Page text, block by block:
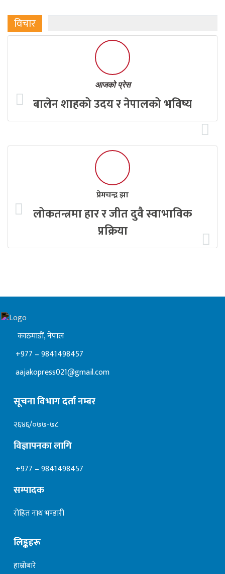
विचार
आजको प्रेस
बालेन शाहको उदय र नेपालको भविष्य
प्रेमचन्द्र झा
लोकतन्त्रमा हार र जीत दुवै स्वाभाविक
प्रक्रिया
काठमाडाैं, नेपाल
+977 – 9841498457
aajakopress021@gmail.com
सूचना विभाग दर्ता नम्बर
२६४६/०७७-७८
विज्ञापनका लागि
+977 – 9841498457
सम्पादक
रोहित नाथ भण्डारी
लिङ्कहरू
हाम्रोबारे